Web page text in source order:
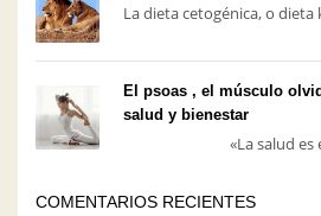
La dieta cetogénica, o
El psoas , el músculo
salud y bienestar
«La salud es el
COMENTARIOS RECIENTES